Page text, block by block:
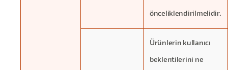
önceliklendirilmelidir.
Ürünlerin kullanıcı
beklentilerini ne